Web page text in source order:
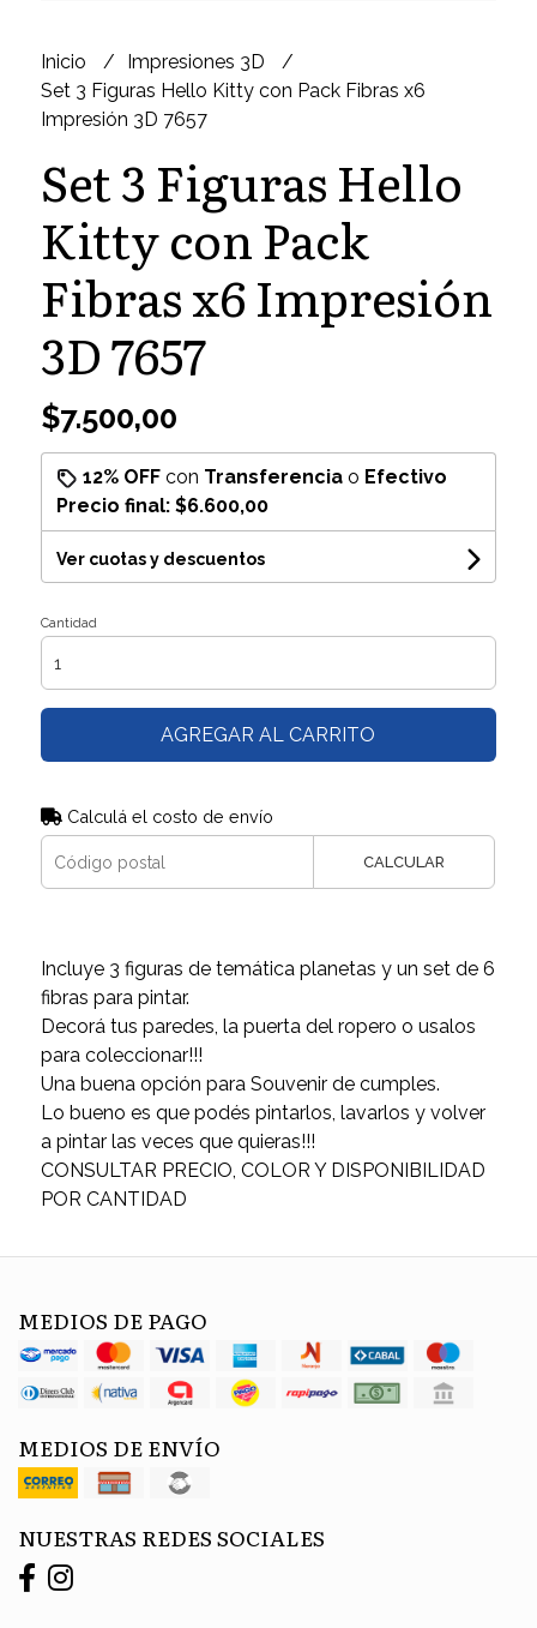
Inicio
Impresiones 3D
Set 3 Figuras Hello Kitty con Pack Fibras x6
Impresión 3D 7657
Set 3 Figuras Hello
Kitty con Pack
Fibras x6 Impresión
3D 7657
$7.500,00
12% OFFcon Transferenciao Efectivo
Precio final: $6.600,00
Ver cuotas y descuentos
Cantidad
AGREGAR AL CARRITO
Calculá el costo de envío
CALCULAR
Incluye 3 figuras de temática planetas y un set de 6
fibras para pintar.
Decorá tus paredes, la puerta del ropero o usalos
para coleccionar!!!
Una buena opción para Souvenir de cumples.
Lo bueno es que podés pintarlos, lavarlos y volver
a pintar las veces que quieras!!!
CONSULTAR PRECIO, COLOR Y DISPONIBILIDAD
POR CANTIDAD
MEDIOS DE PAGO
MEDIOS DE ENVÍO
NUESTRAS REDES SOCIALES